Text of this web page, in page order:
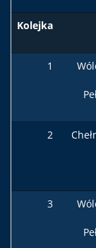
Kolejka
1
2
3